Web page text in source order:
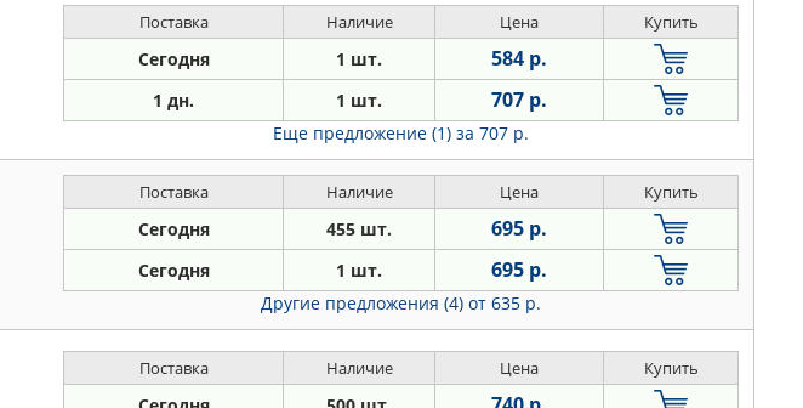
Поставка Наличие Цена Купить
Сегодня 1 шт. 584 р.
1 дн. 1 шт. 707 р.
Еще предложение (1) за 707 р.
Поставка Наличие Цена Купить
Сегодня 455 шт. 695 р.
Сегодня 1 шт. 695 р.
Другие предложения (4) от 635 р.
Поставка Наличие Цена Купить